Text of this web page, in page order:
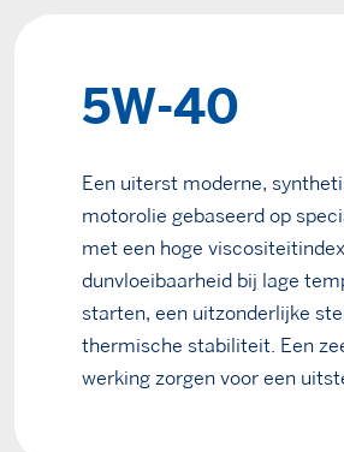
5W-40
Een uiterst moderne,
motorolie gebaseerd op
met een hoge
dunvloeibaarheid bij lage
starten, een uitzonderlijke
thermische stabiliteit. Een
werking zorgen voor een